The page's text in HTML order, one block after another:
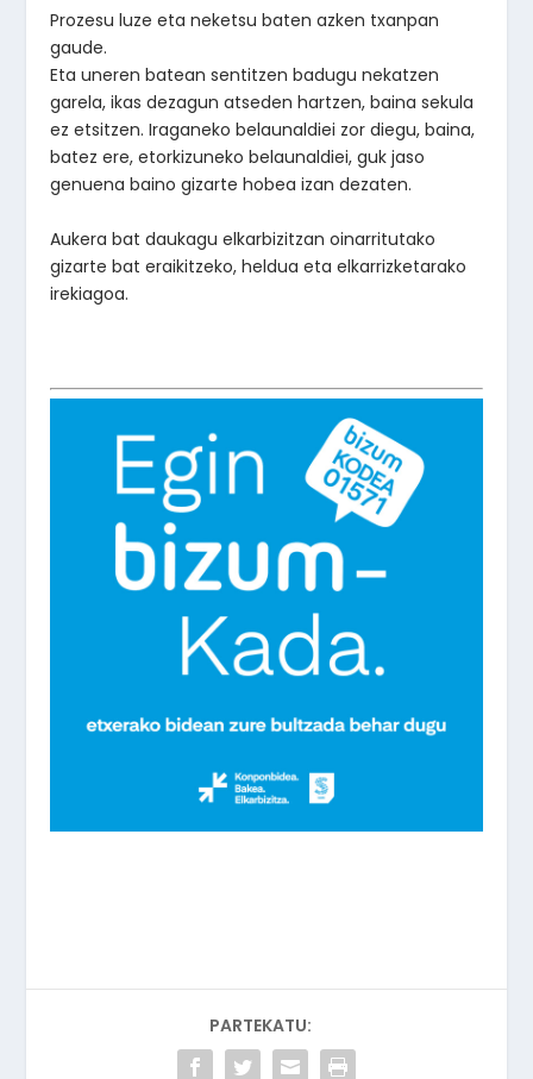
Prozesu luze eta neketsu baten azken txanpan
gaude.
Eta uneren batean sentitzen badugu nekatzen
garela, ikas dezagun atseden hartzen, baina sekula
ez etsitzen. Iraganeko belaunaldiei zor diegu, baina,
batez ere, etorkizuneko belaunaldiei, guk jaso
genuena baino gizarte hobea izan dezaten.
Aukera bat daukagu elkarbizitzan oinarritutako
gizarte bat eraikitzeko, heldua eta elkarrizketarako
irekiagoa.
PARTEKATU: